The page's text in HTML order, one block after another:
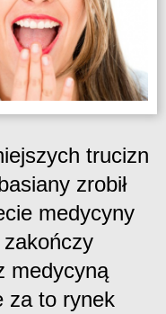
trucizn
zrobił
medycyny
medycyną
za to rynek